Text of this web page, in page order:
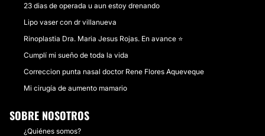
23 dias de operada u aun estoy drenando
Lipo vaser con dr villanueva
Rinoplastia Dra. Maria Jesus Rojas. En avance ⭐
Cumplí mi sueño de toda la vida
Correccion punta nasal doctor Rene Flores Aqueveque
Mi cirugía de aumento mamario
SOBRE NOSOTROS
¿Quiénes somos?